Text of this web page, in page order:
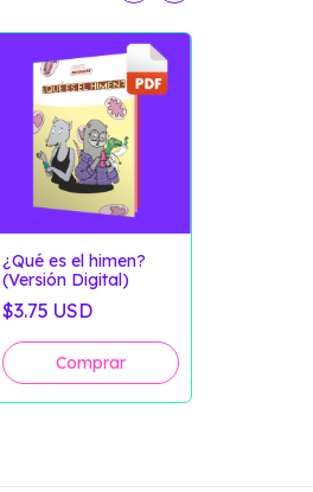
¿Qué es el himen?
(Versión Digital)
$3.75 USD